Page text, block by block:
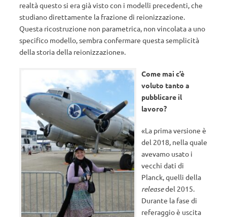
realtà questo si era già visto con i modelli precedenti, che
studiano direttamente la frazione di reionizzazione.
Questa ricostruzione non parametrica, non vincolata a uno
specifico modello, sembra confermare questa semplicità
della storia della reionizzazione».
Come mai c’è
voluto tanto a
pubblicare il
lavoro?
«La prima versione è
del 2018, nella quale
avevamo usato i
vecchi dati di
Planck, quelli della
releasedel 2015.
Durante la fase di
referaggio è uscita